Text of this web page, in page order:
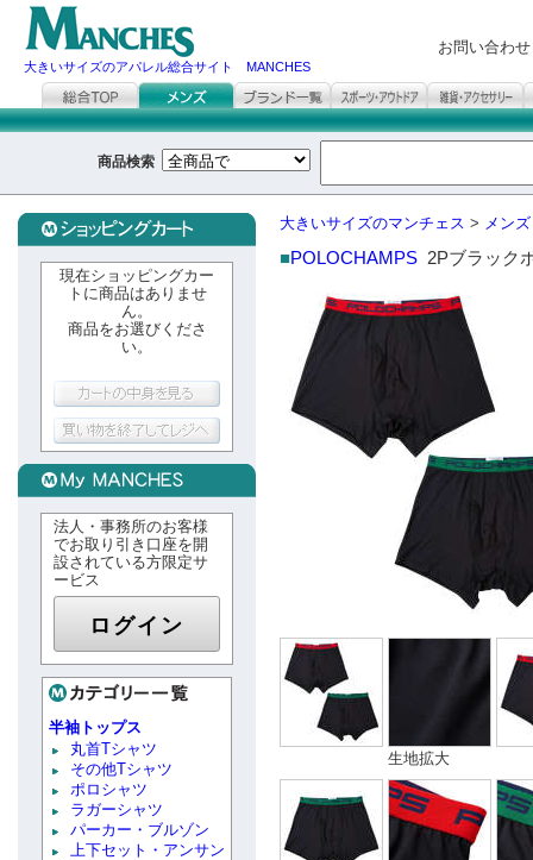
大きいサイズのアパレル総合サイト MANCHES
お問い合わ
商品検索
大きいサイズのマンチェス > メンズ
■POLOCHAMPS 2Pブラック
生地拡大
現在ショッピングカー
トに商品はありませ
ん。
商品をお選びくださ
い。
法人・事務所のお客様
でお取り引き口座を開
設されている方限定サ
ービス
ログイン
半袖トップス
丸首Tシャツ
その他Tシャツ
ポロシャツ
ラガーシャツ
パーカー・ブルゾン
上下セット・アンサン